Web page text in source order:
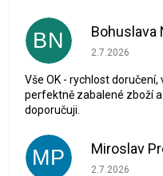
BN Bohuslava
Hodnocení
2.7.2026
Vše OK - rychlost
perfektně zabalené zboží
doporučuji.
MP Miroslav
Hodnocení
2.7.2026